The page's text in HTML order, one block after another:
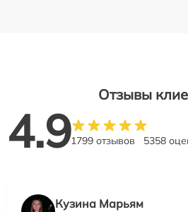
Отзывы
4.91799 отзывов 5358
Кузина Марьям